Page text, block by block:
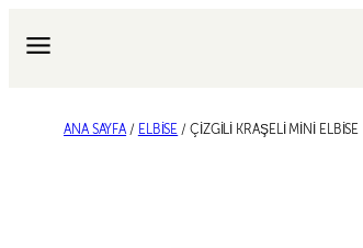
geç
ANA SAYFA / ELBISE / ÇİZGİLİ KRAŞELİ MİNİ ELBİSE